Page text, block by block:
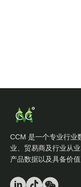
CCM 是一个专业行业
业、贸易商及行业从
产品数据以及具备价值